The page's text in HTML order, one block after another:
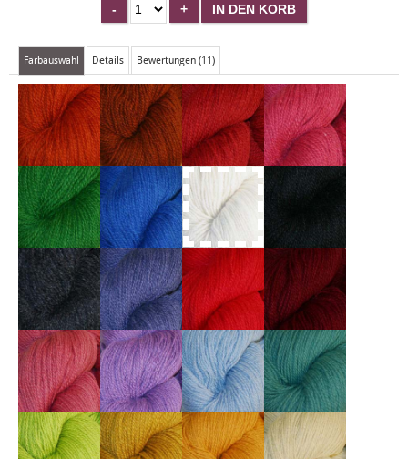
Farbauswahl Details Bewertungen (11)